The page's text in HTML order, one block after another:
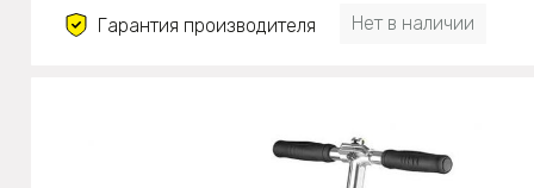
Гарантия производителя
Нет в наличии